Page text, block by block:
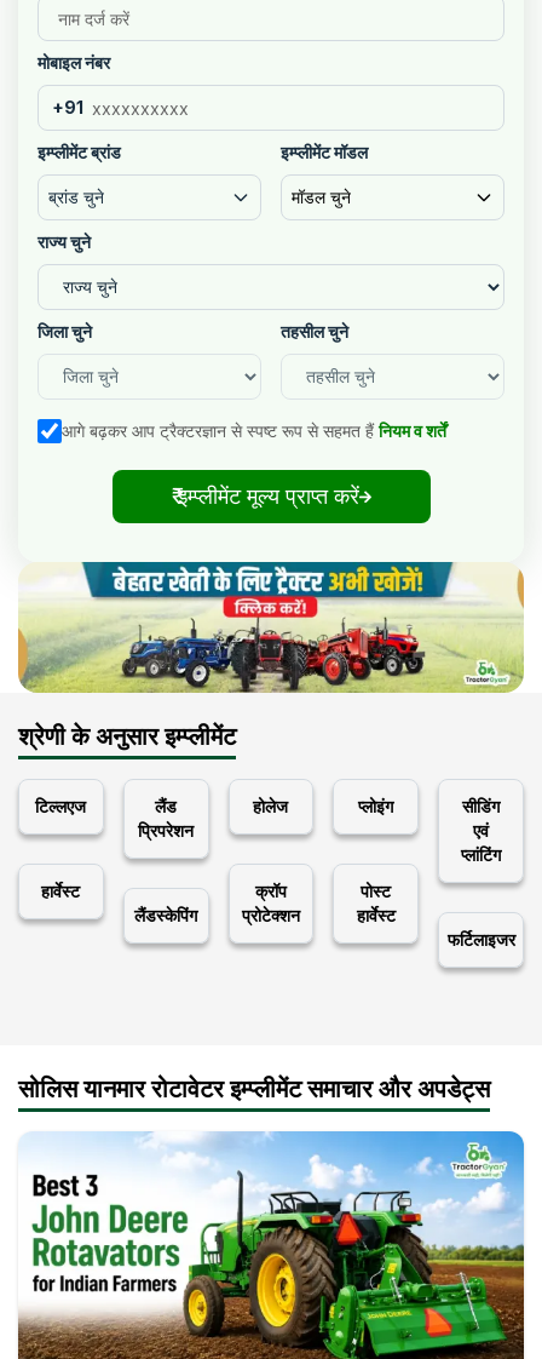
मोबाइल नंबर
+91
इम्प्लीमेंट ब्रांड
ब्रांड चुने
इम्प्लीमेंट मॉडल
मॉडल चुने
राज्य चुने
जिला चुने तहसील चुने
आगे बढ़कर आप ट्रैक्टरज्ञान से स्पष्ट रूप से सहमत हैं नियम व शर्तें
₹ इम्प्लीमेंट मूल्य प्राप्त करें
श्रेणी के अनुसार इम्प्लीमेंट
टिल्लएज
हार्वेस्ट
लैंड
प्रिपरेशन
लैंडस्केपिंग
होलेज
क्रॉप
प्रोटेक्शन
प्लोइंग
पोस्ट
हार्वेस्ट
सीडिंग
एवं
प्लांटिंग
फर्टिलाइजर
सोलिस यानमार रोटावेटर इम्प्लीमेंट समाचार और अपडेट्स